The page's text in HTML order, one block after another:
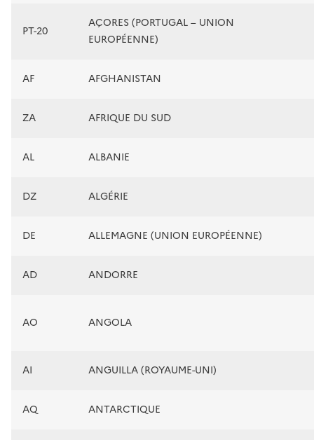
PT-20
AÇORES (PORTUGAL – UNION
EUROPÉENNE)
AF AFGHANISTAN
ZA AFRIQUE DU SUD
AL ALBANIE
DZ ALGÉRIE
DE ALLEMAGNE (UNION EUROPÉENNE)
AD ANDORRE
AO ANGOLA
AI ANGUILLA (ROYAUME-UNI)
AQ ANTARCTIQUE